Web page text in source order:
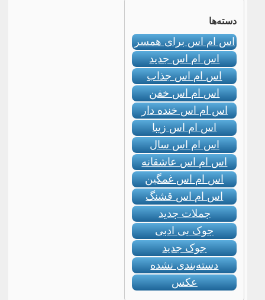
دسته‌ها
اس ام اس برای همسر
اس ام اس جدید
اس ام اس جذاب
اس ام اس خفن
اس ام اس خنده دار
اس ام اس زیبا
اس ام اس سال
اس ام اس عاشقانه
اس ام اس غمگین
اس ام اس قشنگ
جملات جدید
جوک بی ادبی
جوک جدید
دسته‌بندی نشده
عکس